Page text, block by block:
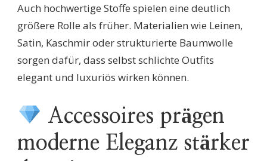
Auch hochwertige Stoffe spielen eine deutlich
größere Rolle als früher. Materialien wie Leinen,
Satin, Kaschmir oder strukturierte Baumwolle
sorgen dafür, dass selbst schlichte Outfits
elegant und luxuriös wirken können.
Accessoires prägen
moderne Eleganz stärker